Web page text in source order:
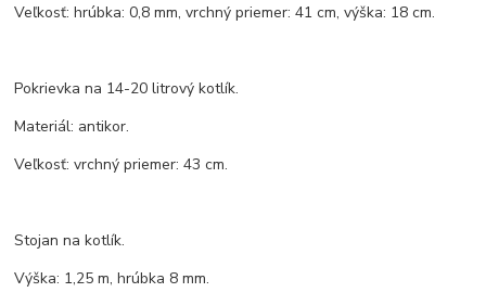
Veľkosť: hrúbka: 0,8 mm, vrchný priemer: 41 cm, výška: 18 cm.
Pokrievka na 14-20 litrový kotlík.
Materiál: antikor.
Veľkosť: vrchný priemer: 43 cm.
Stojan na kotlík.
Výška: 1,25 m, hrúbka 8 mm.